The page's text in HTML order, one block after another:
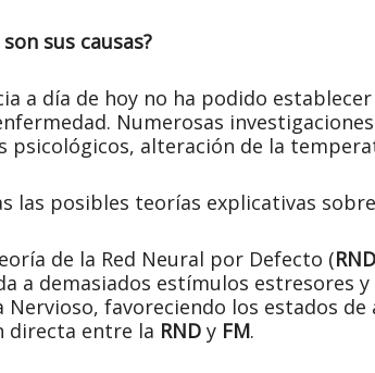
son sus causas?
a día de hoy no ha podido
Numerosas
psicológicos, alteración de la
las posibles teorías explicativas
de la Red Neural por Defecto (RND
a demasiados estímulos estresores
Nervioso, favoreciendo los estados
directa entre la RND y FM.